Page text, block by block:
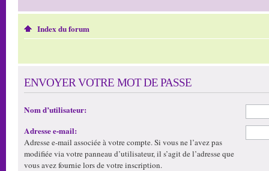
Index du forum
ENVOYER VOTRE MOT DE PASSE
Nom d’utilisateur:
Adresse e-mail:
Adresse e-mail associée à votre compte. Si vous ne l’avez pas
modifiée via votre panneau d’utilisateur, il s’agit de l’adresse que
vous avez fournie lors de votre inscription.